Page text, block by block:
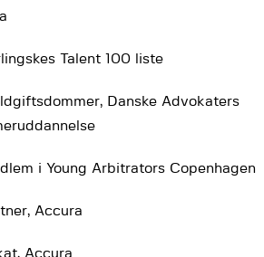
Talent 100 liste
Danske Advokaters
i Young Arbitrators Copenhagen
Accura
Accura